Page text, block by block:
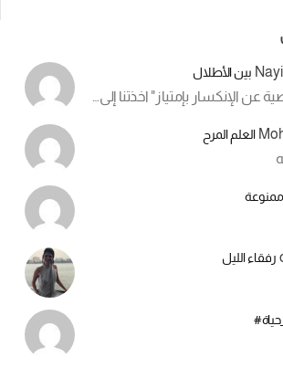
بين الأطلال
الإنكسار بإمتياز" اخذتنا إلى…
العلم المرح
ممنوعة
رفقاء الليل